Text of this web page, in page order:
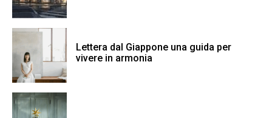
Lettera dal Giappone una guida per
vivere in armonia